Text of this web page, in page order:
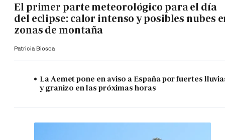
El primer parte meteorológico para el día
del eclipse: calor intenso y posibles nubes
zonas de montaña
Patricia Biosca
La Aemet pone en aviso a España por fuertes
y granizo en las próximas horas